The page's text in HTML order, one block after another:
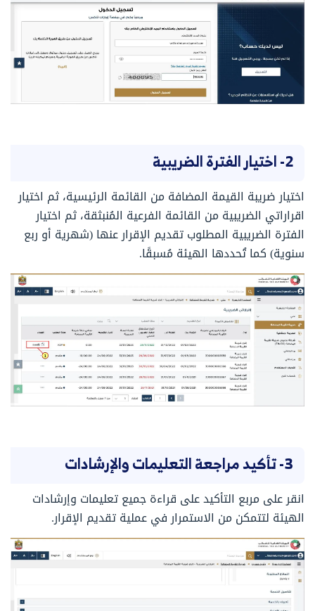
2- اختيار الفترة الضريبية
اختيار ضريبة القيمة المضافة من القائمة الرئيسية، ثم اختيار
اقراراتي الضريبية من القائمة الفرعية المُنبثقة، ثم اختيار
الفترة الضريبية المطلوب تقديم الإقرار عنها (شهرية أو ربع
سنوية) كما تُحددها الهيئة مُسبقًا.
3- تأكيد مراجعة التعليمات والإرشادات
انقر على مربع التأكيد على قراءة جميع تعليمات وإرشادات
الهيئة لتتمكن من الاستمرار في عملية تقديم الإقرار.